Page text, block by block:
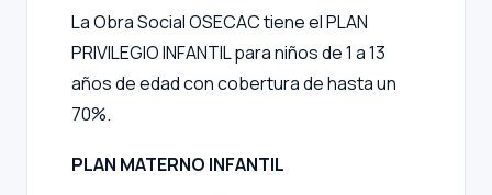
La Obra Social OSECAC tiene el PLAN
PRIVILEGIO INFANTIL para niños de 1 a 13
años de edad con cobertura de hasta un
70%.
PLAN MATERNO INFANTIL